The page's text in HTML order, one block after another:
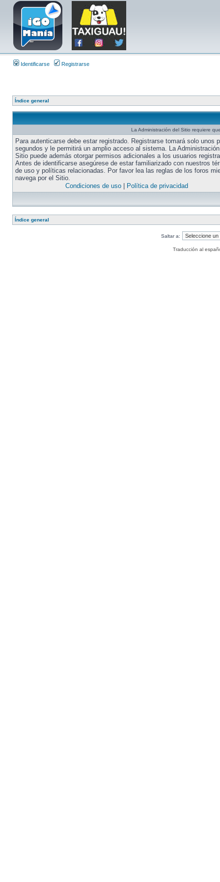
Identificarse Registrarse
Índice general
La Administración del Sitio requiere
Para autenticarse debe estar registrado. Registrarse tomará solo unos
segundos y le permitirá un amplio acceso al sistema. La
Sitio puede además otorgar permisos adicionales a los usuarios
Antes de identificarse asegúrese de estar familiarizado con nuestros
de uso y políticas relacionadas. Por favor lea las reglas de los foros
navega por el Sitio.
Condiciones de uso| Política de privacidad
Índice general
Saltar a:
Traducción al